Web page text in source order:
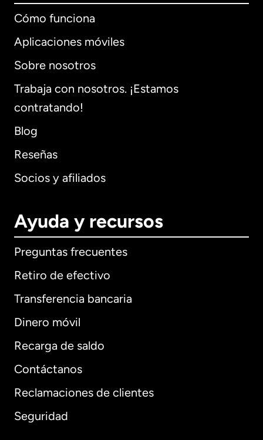
Cómo funciona
Aplicaciones móviles
Sobre nosotros
Trabaja con nosotros. ¡Estamos
contratando!
Blog
Reseñas
Socios y afiliados
Ayuda y recursos
Preguntas frecuentes
Retiro de efectivo
Transferencia bancaria
Dinero móvil
Recarga de saldo
Contáctanos
Reclamaciones de clientes
Seguridad